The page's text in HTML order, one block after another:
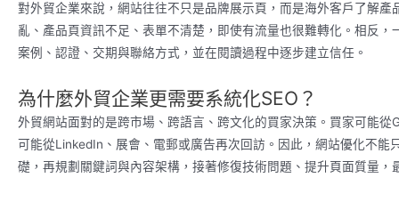
對外貿企業來說，網站往往不只是品牌展示頁，而是海外客戶了解
亂、產品頁資訊不足、表單不清楚，即使有流量也很難轉化。相反
案例、認證、交期與聯絡方式，並在閱讀過程中逐步建立信任。
為什麼外貿企業更需要系統化SEO？
外貿網站面對的是跨市場、跨語言、跨文化的買家決策。買家可能
可能從LinkedIn、展會、電郵或廣告再次回訪。因此，網站優化不
礎，再規劃關鍵詞與內容架構，接著修復技術問題、提升頁面質量